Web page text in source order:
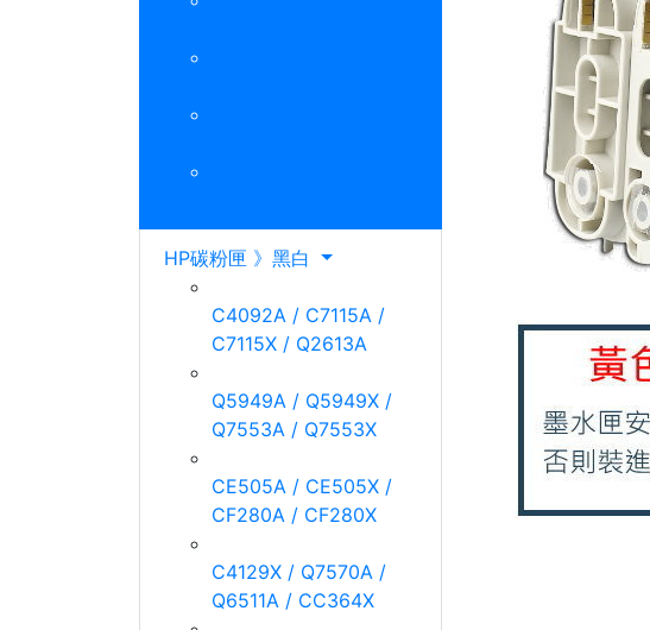
HP碳粉匣 》黑白
C4092A / C7115A /
C7115X / Q2613A
Q5949A / Q5949X /
Q7553A / Q7553X
CE505A / CE505X /
CF280A / CF280X
C4129X / Q7570A /
Q6511A / CC364X